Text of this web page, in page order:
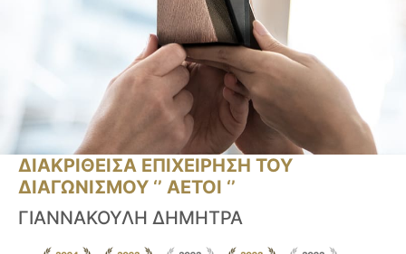
ΔΙΑΚΡΙΘΕΙΣΑ ΕΠΙΧΕΙΡΗΣΗ ΤΟΥ
ΔΙΑΓΩΝΙΣΜΟΥ ‘’ ΑΕΤΟΙ ‘’
ΓΙΑΝΝΑΚΟΥΛΗ ΔΗΜΗΤΡΑ